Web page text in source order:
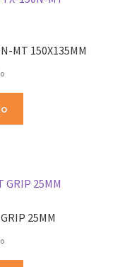
MT 150X135MM
25MM